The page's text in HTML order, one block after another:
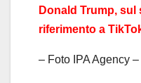
Donald Trump,
riferimento a
– Foto IPA Agency –